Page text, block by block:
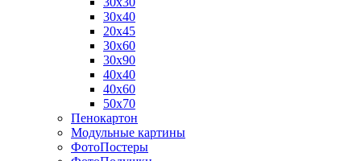
30х40
20х45
30х60
30х90
40х40
40х60
50х70
Пенокартон
Модульные картины
ФотоПостеры